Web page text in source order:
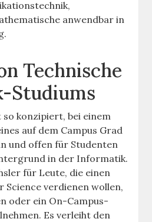
anwendbar in
Technische
Studiums
so konzipiert, bei einem
auf dem Campus Grad
und offen für Studenten
in der Informatik.
für Leute, die einen
verdienen wollen,
oder ein On-Campus-
Es verleiht den